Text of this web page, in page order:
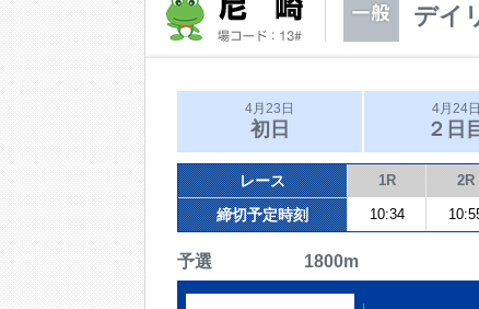
デイ
4月23日
初日
4月24日
２日目
レース 1R 2R
締切予定時刻 10:34
予選 1800m